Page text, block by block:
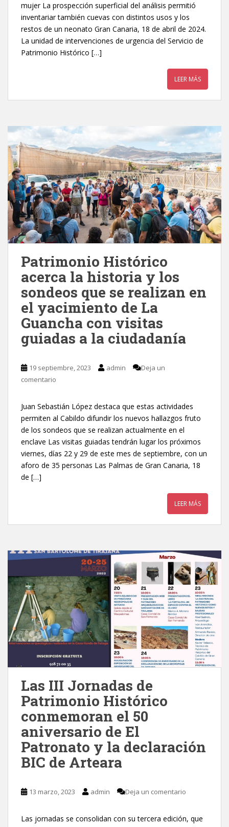
mujer La prospección superficial del análisis permitió
inventariar también cuevas con distintos usos y los
restos de un neonato Gran Canaria, 18 de abril de 2024.
La unidad de intervenciones de urgencia del Servicio de
Patrimonio Histórico […]
LEER MÁS
Patrimonio Histórico
acerca la historia y los
sondeos que se realizan en
el yacimiento de La
Guancha con visitas
guiadas a la ciudadanía
19 septiembre, 2023 admin
Deja un
comentario
Juan Sebastián López destaca que estas actividades
permiten al Cabildo difundir los nuevos hallazgos fruto
de los sondeos que se realizan actualmente en el
enclave Las visitas guiadas tendrán lugar los próximos
viernes, días 22 y 29 de este mes de septiembre, con un
aforo de 35 personas Las Palmas de Gran Canaria, 18
de […]
LEER MÁS
Las III Jornadas de
Patrimonio Histórico
conmemoran el 50
aniversario de El
Patronato y la declaración
BIC de Arteara
13 marzo, 2023 admin Deja un comentario
Las jornadas se consolidan con su tercera edición, que